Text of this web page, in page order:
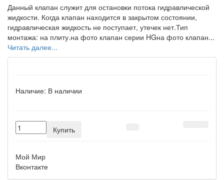
Данный клапан служит для остановки потока гидравлической
жидкости. Когда клапан находится в закрытом состоянии,
гидравлическая жидкость не поступает, утечек нет.Тип
монтажа: на плиту.на фото клапан серии HGна фото клапан...
Читать далее...
Наличие: В наличии
Купить
Мой Мир
Вконтакте